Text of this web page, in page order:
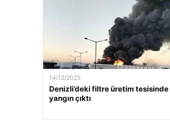
14/12/2025
Denizli’deki filtre üretim tesisinde
yangın çıktı